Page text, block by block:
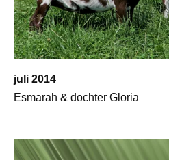
juli 2014
Esmarah & dochter Gloria